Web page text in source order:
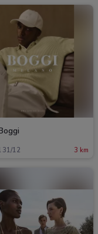
31/12 3 km